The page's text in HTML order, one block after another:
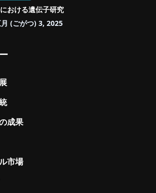
おける遺伝子研究
(ごがつ) 3, 2025
成果
市場